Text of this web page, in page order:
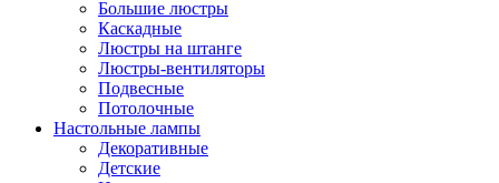
Большие люстры
Каскадные
Люстры на штанге
Люстры-вентиляторы
Подвесные
Потолочные
Настольные лампы
Декоративные
Детские